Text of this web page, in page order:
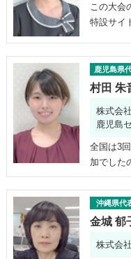
この大会
特設サイ
鹿児島県
村田 朱
株式会
鹿児島
全国は3
加でした
沖縄県代
金城 郁
株式会